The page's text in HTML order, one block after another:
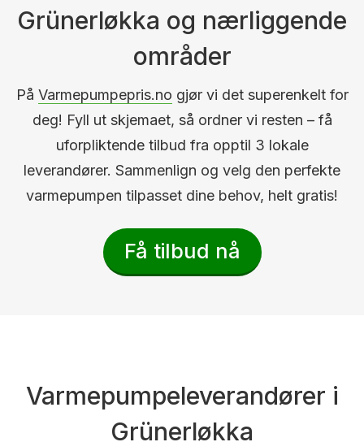
Grünerløkka og nærliggende
områder
På Varmepumpepris.no gjør vi det superenkelt for
deg! Fyll ut skjemaet, så ordner vi resten – få
uforpliktende tilbud fra opptil 3 lokale
leverandører. Sammenlign og velg den perfekte
varmepumpen tilpasset dine behov, helt gratis!
Få tilbud nå
Varmepumpeleverandører i
Grünerløkka